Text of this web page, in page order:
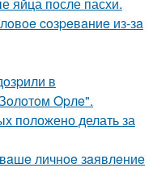
яйца после пасхи.
coзpeвaниe из-зa
в
Opлe".
положено делать за
личнoe зaявлeниe